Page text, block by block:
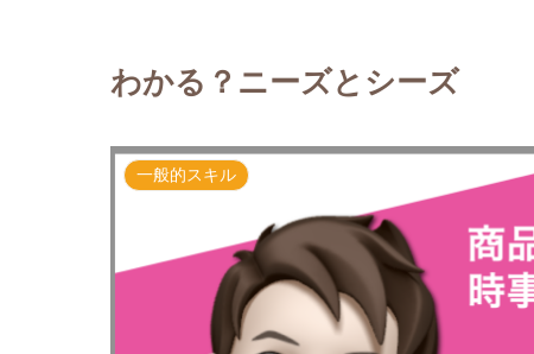
わかる？ニーズとシーズ
一般的スキル